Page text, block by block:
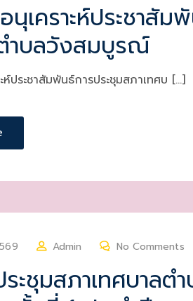
นุเคราะห์ประชาสัม
ำบลวังสมบูรณ์
ห์ประชาสัมพันธ์การประชุมสภาเทศบ […]
Admin No Comments
ะชุมสภาเทศบาล